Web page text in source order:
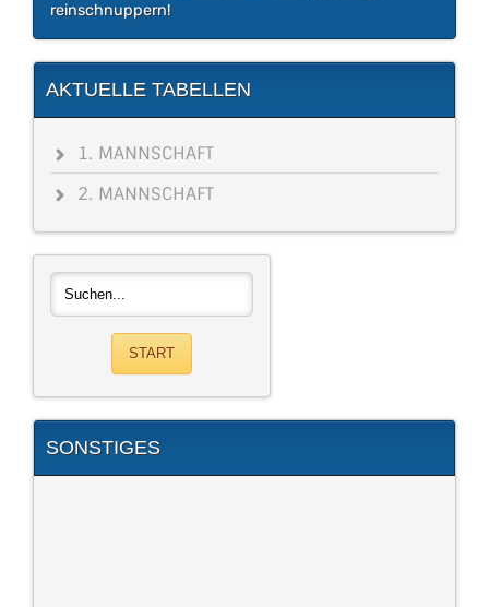
reinschnuppern!
AKTUELLE TABELLEN
1. MANNSCHAFT
2. MANNSCHAFT
SONSTIGES